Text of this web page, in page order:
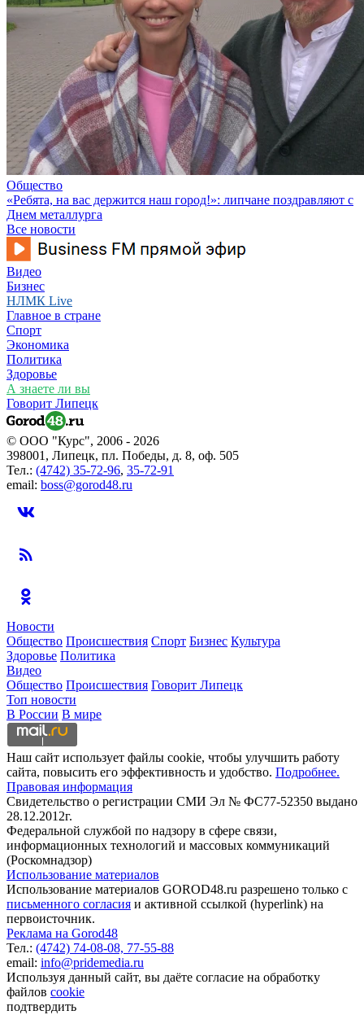
Общество
«Ребята, на вас держится наш город!»: липчане поздравляют с
Днем металлурга
Все новости
Видео
Бизнес
НЛМК Live
Главное в стране
Спорт
Экономика
Политика
Здоровье
А знаете ли вы
Говорит Липецк
© ООО "Курс", 2006 - 2026
398001, Липецк, пл. Победы, д. 8, оф. 505
Тел.: (4742) 35-72-96, 35-72-91
email: boss@gorod48.ru
Новости
Общество Происшествия Спорт Бизнес Культура
Здоровье Политика
Видео
Общество Происшествия Говорит Липецк
Топ новости
В России В мире
Наш сайт использует файлы cookie, чтобы улучшить работу
сайта, повысить его эффективность и удобство. Подробнее.
Правовая информация
Свидетельство о регистрации СМИ Эл № ФС77-52350 выдано
28.12.2012г.
Федеральной службой по надзору в сфере связи,
информационных технологий и массовых коммуникаций
(Роскомнадзор)
Использование материалов
Использование материалов GOROD48.ru разрешено только с
письменного согласия и активной ссылкой (hyperlink) на
первоисточник.
Реклама на Gorod48
Тел.: (4742) 74-08-08, 77-55-88
email: info@pridemedia.ru
Используя данный сайт, вы даёте согласие на обработку
файлов cookie
подтвердить